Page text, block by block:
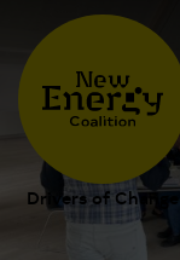
Drivers of Change